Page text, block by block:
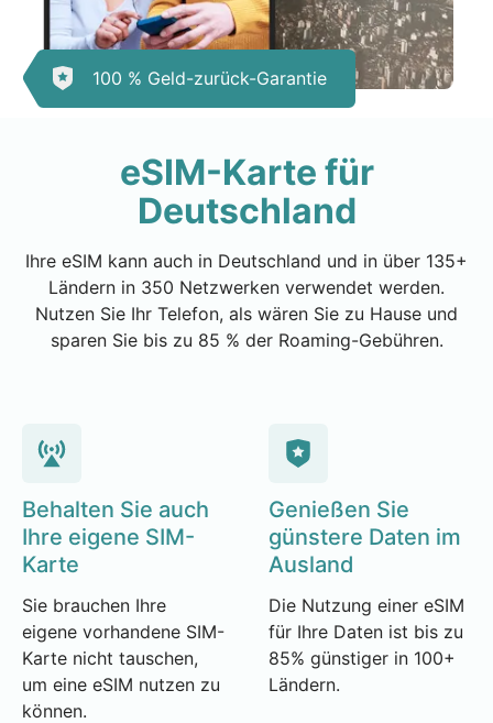
100 % Geld-zurück-Garantie
eSIM-Karte für
Deutschland
Ihre eSIM kann auch in Deutschland und in über 135+
Ländern in 350 Netzwerken verwendet werden.
Nutzen Sie Ihr Telefon, als wären Sie zu Hause und
sparen Sie bis zu 85 % der Roaming-Gebühren.
Behalten Sie auch
Ihre eigene SIM-
Karte
Sie brauchen Ihre
eigene vorhandene SIM-
Karte nicht tauschen,
um eine eSIM nutzen zu
können.
Genießen Sie
günstere Daten im
Ausland
Die Nutzung einer eSIM
für Ihre Daten ist bis zu
85% günstiger in 100+
Ländern.